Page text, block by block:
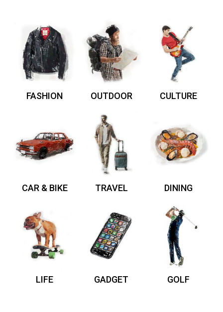
FASHION OUTDOOR CULTURE
CAR & BIKE TRAVEL DINING
LIFE GADGET GOLF